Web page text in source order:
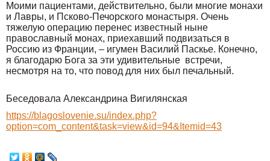
Моими пациентами, действительно, были многие монахи
и Лавры, и Псково-Печорского монастыря. Очень
тяжелую операцию перенес известный ныне
православный монах, приехавший подвизаться в
Россию из Франции, – игумен Василий Паскье. Конечно,
я благодарю Бога за эти удивительные встречи,
несмотря на то, что повод для них был печальный.
Беседовала Александрина Вигилянская
https://blagoslovenie.su/index.php?
option=com_content&task=view&id=94&Itemid=43